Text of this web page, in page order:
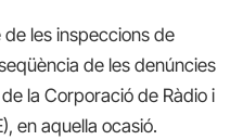
de les inspeccions de
de les denúncies
la Corporació de Ràdio i
en aquella ocasió.